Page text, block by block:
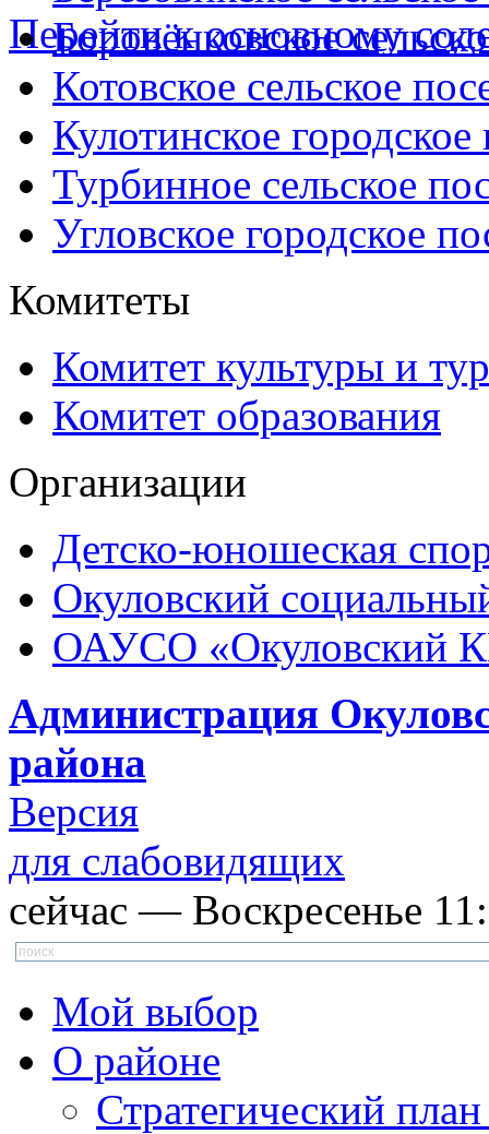
Перейти к основному
Боровёнковское
Котовское сельское
Кулотинское городское
Турбинное сельское
Угловское городское
Комитеты
Комитет культуры и
Комитет образования
Организации
Детско-юношеская
Окуловский
ОАУСО «Окуловский
Администрация
района
Версия
для слабовидящих
сейчас — Воскресенье
Мой выбор
О районе
Стратегический